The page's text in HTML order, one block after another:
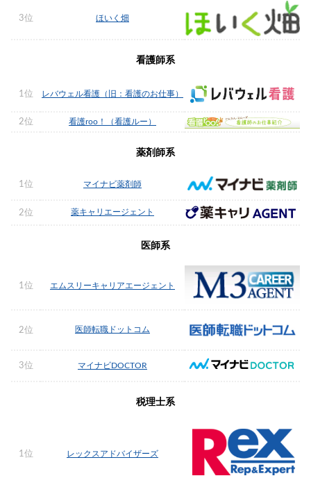
3位 ほいく畑
看護師系
1位 レバウェル看護（旧：看護のお仕事）
2位 看護roo！（看護ルー）
薬剤師系
1位 マイナビ薬剤師
2位 薬キャリエージェント
医師系
1位 エムスリーキャリアエージェント
2位 医師転職ドットコム
3位 マイナビDOCTOR
税理士系
1位 レックスアドバイザーズ